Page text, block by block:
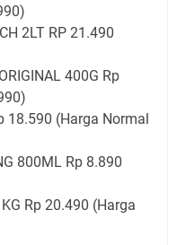
2LT RP 21.490
400G Rp
18.590 (Harga Normal
800ML Rp 8.890
KG Rp 20.490 (Harga